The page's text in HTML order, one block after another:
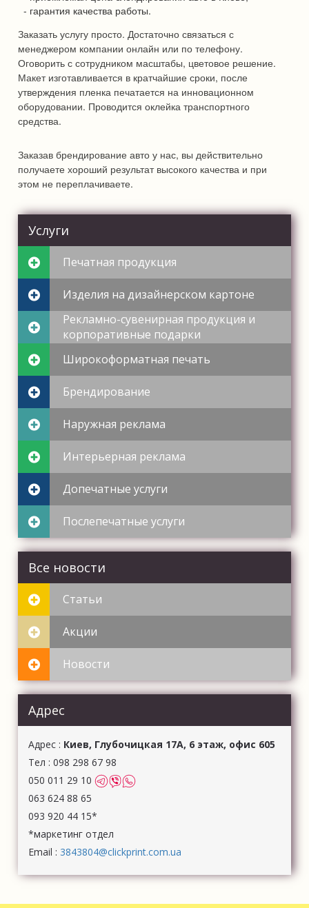
- гарантия качества работы.
Заказать услугу просто. Достаточно связаться с
менеджером компании онлайн или по телефону.
Оговорить с сотрудником масштабы, цветовое решение.
Макет изготавливается в кратчайшие сроки, после
утверждения пленка печатается на инновационном
оборудовании. Проводится оклейка транспортного
средства.
Заказав брендирование авто у нас, вы действительно
получаете хороший результат высокого качества и при
этом не переплачиваете.
Услуги
Печатная продукция
Изделия на дизайнерском картоне
Рекламно-сувенирная продукция и
корпоративные подарки
Широкоформатная печать
Брендирование
Наружная реклама
Интерьерная реклама
Допечатные услуги
Послепечатные услуги
Все новости
Статьи
Акции
Новости
Адрес
Aдрес : Киев, Глубочицкая 17А, 6 этаж, офис 605
Тел :098 298 67 98
050 011 29 10
063 624 88 65
093 920 44 15*
*маркетинг отдел
Email : 3843804@clickprint.com.ua